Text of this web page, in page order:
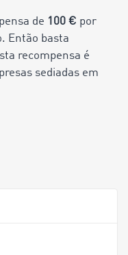
de 100 € por
Então basta
recompensa é
sediadas em